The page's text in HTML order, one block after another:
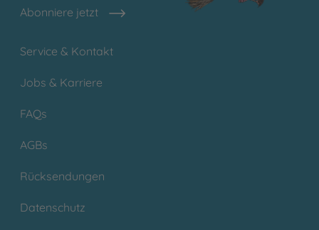
Abonniere jetzt
Service & Kontakt
Jobs & Karriere
FAQs
AGBs
Rücksendungen
Datenschutz